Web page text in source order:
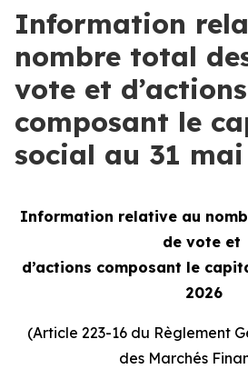
Information
nombre total
vote et d’actions
composant le
social au 31 mai
Information relative au
de vote et
d’actions composant le
2026
(Article 223-16 du Règlement
des Marchés